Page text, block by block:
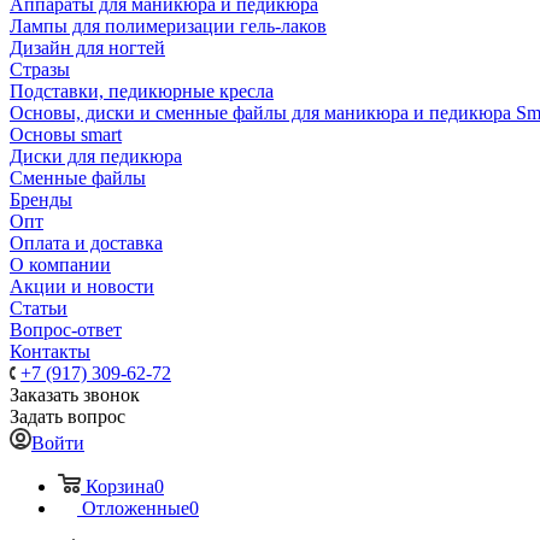
Аппараты для маникюра и педикюра
Лампы для полимеризации гель-лаков
Дизайн для ногтей
Стразы
Подставки, педикюрные кресла
Основы, диски и сменные файлы для маникюра и педикюра
Основы smart
Диски для педикюра
Сменные файлы
Бренды
Опт
Оплата и доставка
О компании
Акции и новости
Статьи
Вопрос-ответ
Контакты
+7 (917) 309-62-72
Заказать звонок
Задать вопрос
Войти
Корзина0
Отложенные0